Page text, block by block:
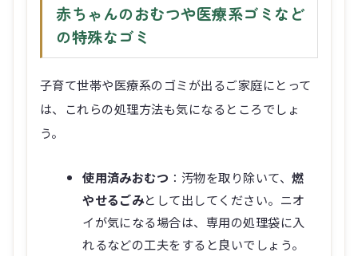
赤ちゃんのおむつや医療系ゴミなど
の特殊なゴミ
子育て世帯や医療系のゴミが出るご家庭にとって
は、これらの処理方法も気になるところでしょ
う。
使用済みおむつ ：汚物を取り除いて、燃
やせるごみとして出してください。ニオ
イが気になる場合は、専用の処理袋に入
れるなどの工夫をすると良いでしょう。